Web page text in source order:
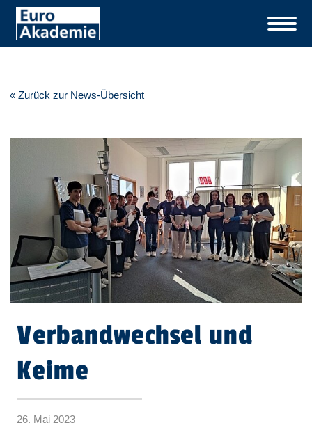
« Zurück zur News-Übersicht
Verbandwechsel und
Keime
26. Mai 2023